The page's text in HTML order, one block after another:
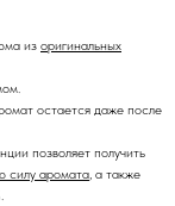
из оригинальных
остается даже после
позволяет получить
силу аромата, а также